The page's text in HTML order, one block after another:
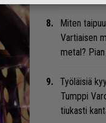
Miten
Vartiaisen
metal?
Työläisiä
Tumppi
tiukasti